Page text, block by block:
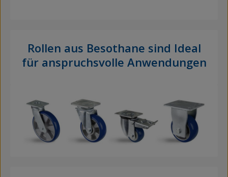
Rollen aus Besothane sind Ideal
für anspruchsvolle Anwendungen